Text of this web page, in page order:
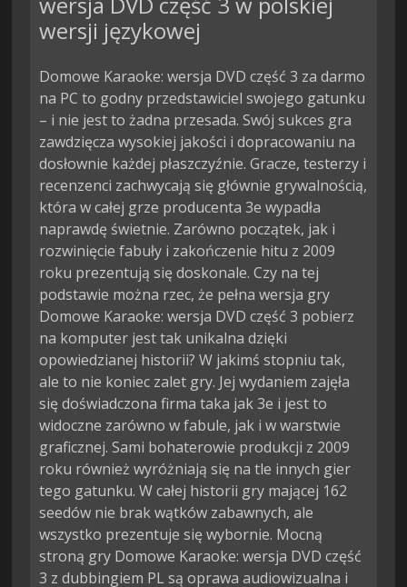
wersji językowej
Domowe Karaoke: wersja DVD część 3 za darmo
na PC to godny przedstawiciel swojego gatunku
– i nie jest to żadna przesada. Swój sukces gra
zawdzięcza wysokiej jakości i dopracowaniu na
dosłownie każdej płaszczyźnie. Gracze, testerzy i
recenzenci zachwycają się głównie grywalnością,
która w całej grze producenta 3e wypadła
naprawdę świetnie. Zarówno początek, jak i
rozwinięcie fabuły i zakończenie hitu z 2009
roku prezentują się doskonale. Czy na tej
podstawie można rzec, że pełna wersja gry
Domowe Karaoke: wersja DVD część 3 pobierz
na komputer jest tak unikalna dzięki
opowiedzianej historii? W jakimś stopniu tak,
ale to nie koniec zalet gry. Jej wydaniem zajęła
się doświadczona firma taka jak 3e i jest to
widoczne zarówno w fabule, jak i w warstwie
graficznej. Sami bohaterowie produkcji z 2009
roku również wyróżniają się na tle innych gier
tego gatunku. W całej historii gry mającej 162
seedów nie brak wątków zabawnych, ale
wszystko prezentuje się wybornie. Mocną
stroną gry Domowe Karaoke: wersja DVD część
3 z dubbingiem PL są oprawa audiowizualna i